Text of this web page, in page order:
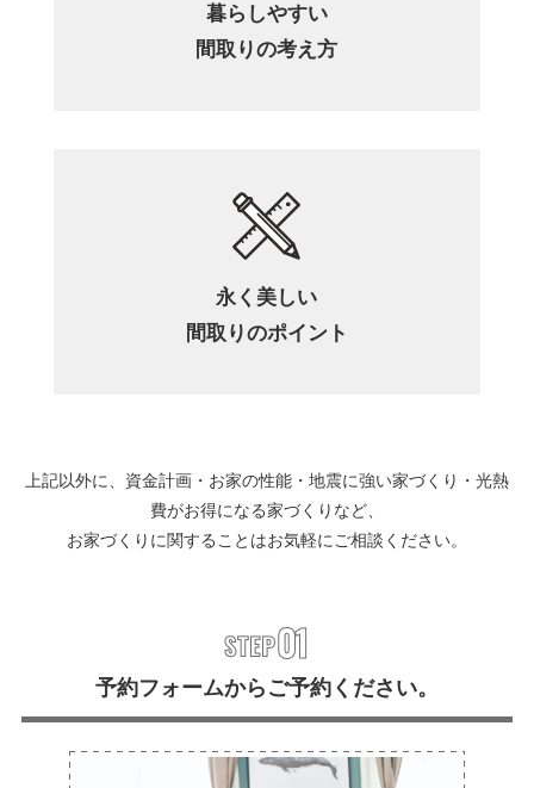
暮らしやすい
間取りの考え方
永く美しい
間取りのポイント
上記以外に、資金計画・お家の性能・地震に強い家づくり・光熱
費がお得になる家づくりなど、
お家づくりに関することはお気軽にご相談ください。
予約フォームからご予約ください。